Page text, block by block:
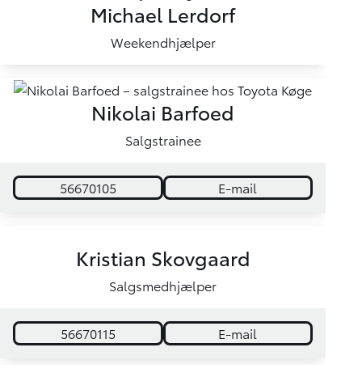
Michael Lerdorf
Weekendhjælper
Nikolai Barfoed
Salgstrainee
56670105 E-mail
Kristian Skovgaard
Salgsmedhjælper
56670115 E-mail